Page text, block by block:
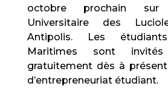
octobre prochain
Universitaire des
Antipolis. Les
Maritimes sont
gratuitement dès à
d’entrepreneuriat étudiant.